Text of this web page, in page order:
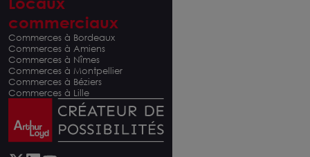
commerciaux
Commerces à Bordeaux
Commerces à Amiens
Commerces à Nîmes
Commerces à Montpellier
Commerces à Béziers
Commerces à Lille